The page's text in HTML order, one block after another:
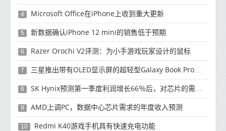
4 Microsoft Office在iPhone上收到重大更新
5 新数据确认iPhone 12 mini的销售低于预期
6 Razer Orochi V2评测：为小手游戏玩家设计的鼠标
7 三星推出带有OLED显示屏的超轻型Galaxy Book Pro和Galaxy Book Pro 360笔记本电脑
8 SK Hynix预测第一季度利润增长66％后，对芯片的需求将增强
9 AMD上调PC，数据中心芯片需求的年度收入预测
10 Redmi K40游戏手机具有快速充电功能